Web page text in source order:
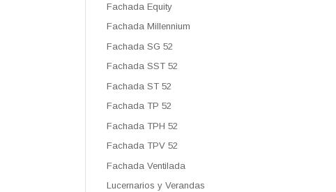
Fachada Equity
Fachada Millennium
Fachada SG 52
Fachada SST 52
Fachada ST 52
Fachada TP 52
Fachada TPH 52
Fachada TPV 52
Fachada Ventilada
Lucernarios y Verandas